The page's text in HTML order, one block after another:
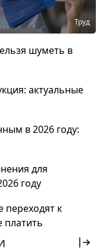
Труд
шуметь в
актуальные
в 2026 году:
для
году
переходят к
платить